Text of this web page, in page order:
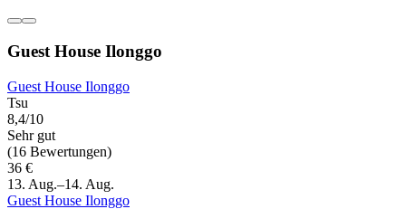
Guest House Ilonggo
Guest House Ilonggo
Tsu
8,4/10
Sehr gut
(16 Bewertungen)
36 €
13. Aug.–14. Aug.
Guest House Ilonggo